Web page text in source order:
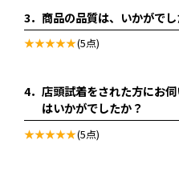
3． 商品の品質は、いかがでし
(5点)
4． 店頭試着をされた方にお
はいかがでしたか？
(5点)